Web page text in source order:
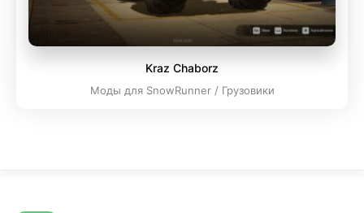
Kraz Chaborz
Моды для SnowRunner / Грузовики